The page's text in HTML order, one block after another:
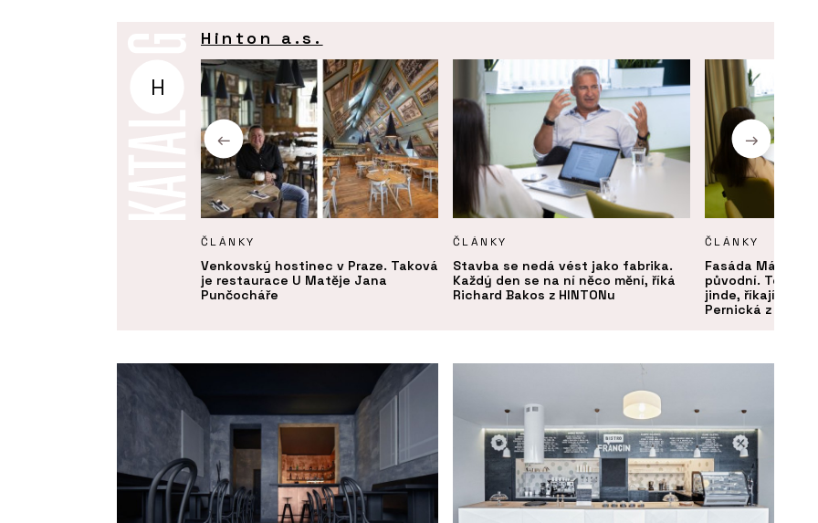
H
Hinton a.s.
ČLÁNKY
Venkovský hostinec v Praze. Taková
je restaurace U Matěje Jana
Punčocháře
ČLÁNKY
Stavba se nedá vést jako fabrika.
Každý den se na ní něco mění, říká
Richard Bakos z HINTONu
ČLÁNKY
Fasáda Máje
původní.
jinde, říkají Jan
Pernická z